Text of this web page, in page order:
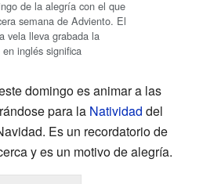
de la alegría con el que
semana de Adviento. El
vela lleva grabada la
inglés significa
domingo es animar a las
para la Natividad del
Es un recordatorio de
y es un motivo de alegría.